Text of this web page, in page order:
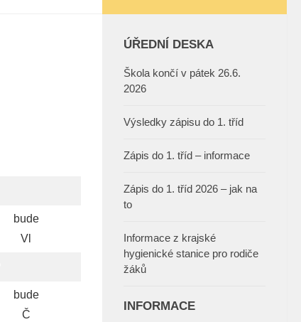
bude
Vl
bude
Č
ÚŘEDNÍ DESKA
Škola končí v pátek 26.6.
2026
Výsledky zápisu do 1. tříd
Zápis do 1. tříd – informace
Zápis do 1. tříd 2026 – jak na
to
Informace z krajské
hygienické stanice pro rodiče
žáků
INFORMACE